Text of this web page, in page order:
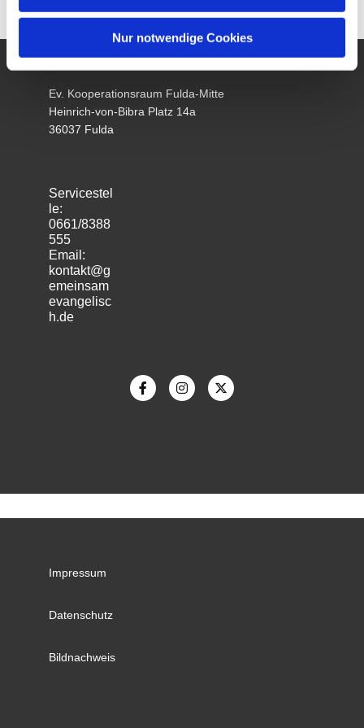
Nur notwendige Cookies
Ev. Kooperationsraum Fulda-Mitte
Heinrich-von-Bibra Platz 14a
36037 Fulda
Servicestel
le:
0661/8388
555
Email:
kontakt@g
emeinsam
evangelisc
h.de
Impressum
Datenschutz
Bildnachweis